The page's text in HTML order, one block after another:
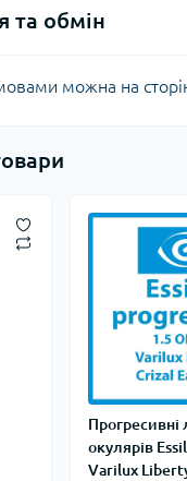
та обмін
можна на
Прогресивні
окулярів
Varilux